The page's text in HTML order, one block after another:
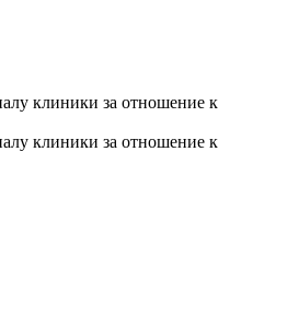
клиники за отношение к
клиники за отношение к